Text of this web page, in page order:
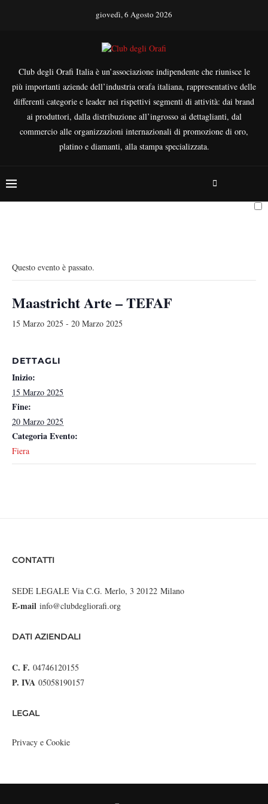
giovedì, 6 Agosto 2026
Club degli Orafi Italia è un’associazione indipendente che riunisce le
più importanti aziende dell’industria orafa italiana, rappresentative delle
differenti categorie e leader nei rispettivi segmenti di attività: dai brand
ai produttori, dalla distribuzione all’ingrosso ai dettaglianti, dal
commercio alle organizzazioni internazionali di promozione di oro,
platino e diamanti, alla stampa specializzata.
Questo evento è passato.
Maastricht Arte – TEFAF
15 Marzo 2025 - 20 Marzo 2025
DETTAGLI
Inizio:
15 Marzo 2025
Fine:
20 Marzo 2025
Categoria Evento:
Fiera
CONTATTI
SEDE LEGALE Via C.G. Merlo, 3 20122 Milano
E-mail info@clubdegliorafi.org
DATI AZIENDALI
C. F. 04746120155
P. IVA 05058190157
LEGAL
Privacy e Cookie